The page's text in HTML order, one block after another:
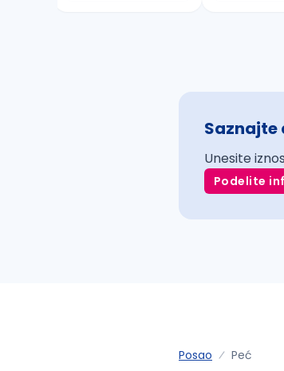
Saznajte
Unesite
Podelite
Posao Peć